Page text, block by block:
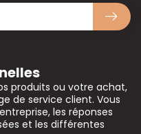
produits ou votre achat,
de service client. Vous
les réponses
et les différentes